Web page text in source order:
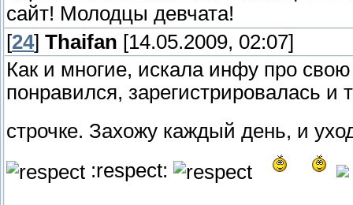
сайт! Молодцы девчата!
[24] Thaifan [14.05.2009, 02:07]
Как и многие, искала инфу про
понравился, зарегистрировалась и
строчке. Захожу каждый день, и
:respect: